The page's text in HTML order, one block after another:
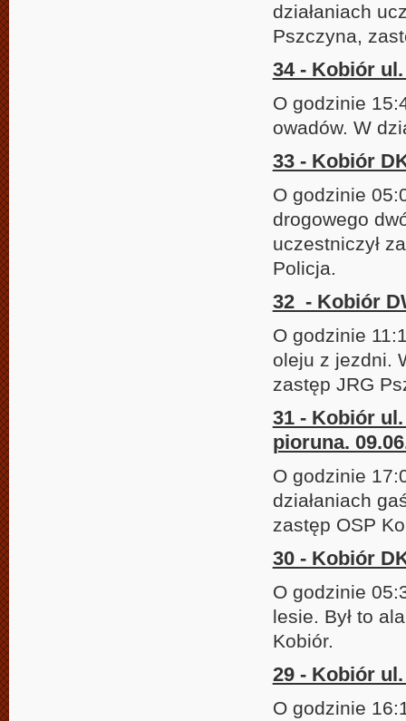
działaniach
Pszczyna,
34 - Kobiór
O godzinie
owadów. W
33 - Kobiór
O godzinie
drogowego
uczestniczył
Policja.
32 - Kobiór
O godzinie
oleju z jezdni.
zastęp JRG
31 - Kobiór
pioruna.
O godzinie
działaniach
zastęp OSP
30 - Kobiór
O godzinie
lesie. Był to
Kobiór.
29 - Kobiór
O godzinie